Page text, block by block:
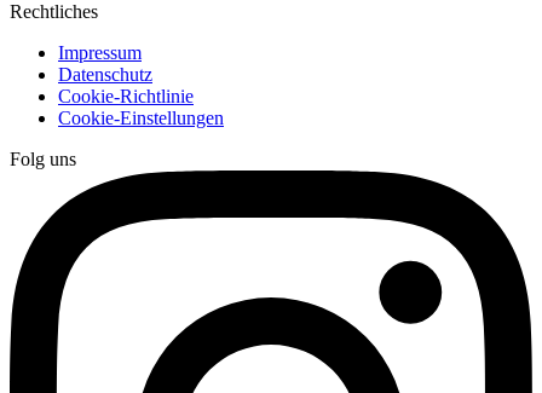
Rechtliches
Impressum
Datenschutz
Cookie-Richtlinie
Cookie-Einstellungen
Folg uns